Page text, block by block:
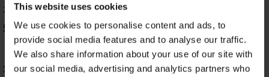
This website uses cookies
We use cookies to personalise content and ads, to
provide social media features and to analyse our traffic.
We also share information about your use of our site with
our social media, advertising and analytics partners who
2 klientów oceniło produkt
50% klientów poleca produkt
Sortowanie